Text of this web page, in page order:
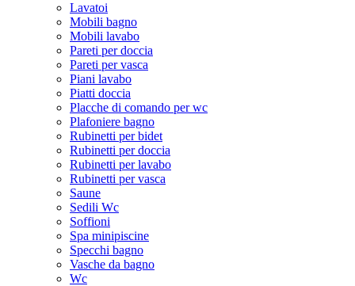
Lavatoi
Mobili bagno
Mobili lavabo
Pareti per doccia
Pareti per vasca
Piani lavabo
Piatti doccia
Placche di comando per wc
Plafoniere bagno
Rubinetti per bidet
Rubinetti per doccia
Rubinetti per lavabo
Rubinetti per vasca
Saune
Sedili Wc
Soffioni
Spa minipiscine
Specchi bagno
Vasche da bagno
Wc